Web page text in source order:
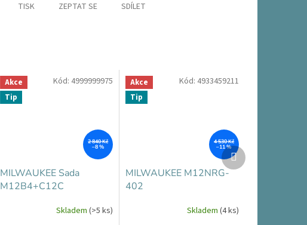
TISK ZEPTAT SE SDÍLET
Akce
Tip
2 840 Kč
–8 %
MILWAUKEE Sada
M12B4+C12C
Skladem(>5 ks)
Kód: 4999999975
Akce
Tip
4 530 Kč
–11 %
MILWAUKEE M12NRG-
402
Skladem (4 ks)
Kód: 4933459211
Další
produkt